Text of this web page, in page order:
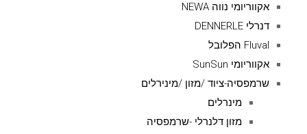
אקווריומי נווה NEWA
דנרלי DENNERLE
Fluval הפלובל
אקווריומי SunSun
שרמפסיה-ציוד /מזון /מינירלים
מינרלים
מזון דלנרלי -שרמפסיה